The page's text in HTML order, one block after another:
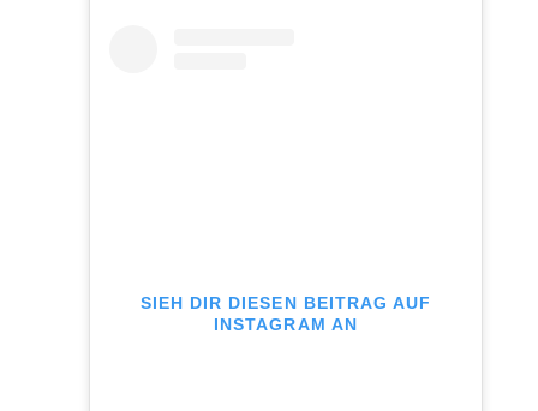
SIEH DIR DIESEN BEITRAG AUF
INSTAGRAM AN